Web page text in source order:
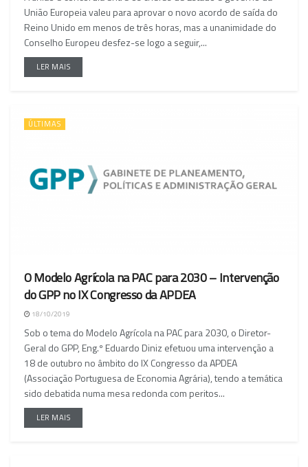
União Europeia valeu para aprovar o novo acordo de saída do
Reino Unido em menos de três horas, mas a unanimidade do
Conselho Europeu desfez-se logo a seguir,...
LER MAIS
ÚLTIMAS
O Modelo Agrícola na PAC para 2030 – Intervenção
do GPP no IX Congresso da APDEA
18/10/2019
Sob o tema do Modelo Agrícola na PAC para 2030, o Diretor-
Geral do GPP, Eng.º Eduardo Diniz efetuou uma intervenção a
18 de outubro no âmbito do IX Congresso da APDEA
(Associação Portuguesa de Economia Agrária), tendo a temática
sido debatida numa mesa redonda com peritos...
LER MAIS